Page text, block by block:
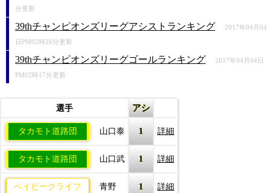
分更新
39thチャンピオンズリーグアシストランキング 2017年04月04
日PM02時26分更新
39thチャンピオンズリーグゴールランキング 2017年04月04日
PM02時17分更新
選手 アシ
タカモト道路団 山口泰 1 詳細
タカモト道路団 山口武 1 詳細
ベイビークライフ 青野 1 詳細